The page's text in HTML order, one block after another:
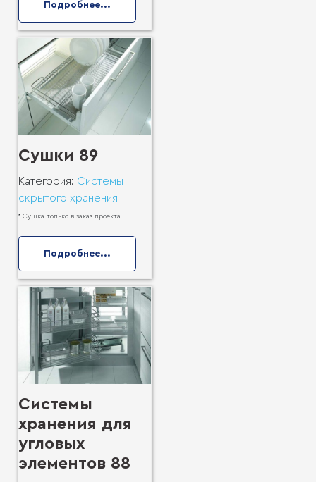
Подробнее...
Сушки 89
Категория: Системы
скрытого хранения
* Сушка только в заказ проекта
Подробнее...
Системы
хранения для
угловых
элементов 88